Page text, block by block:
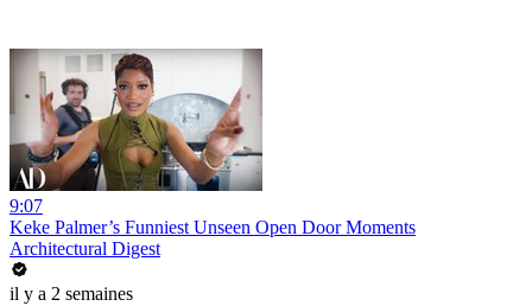
9:07
Keke Palmer’s Funniest Unseen Open Door Moments
Architectural Digest
il y a 2 semaines